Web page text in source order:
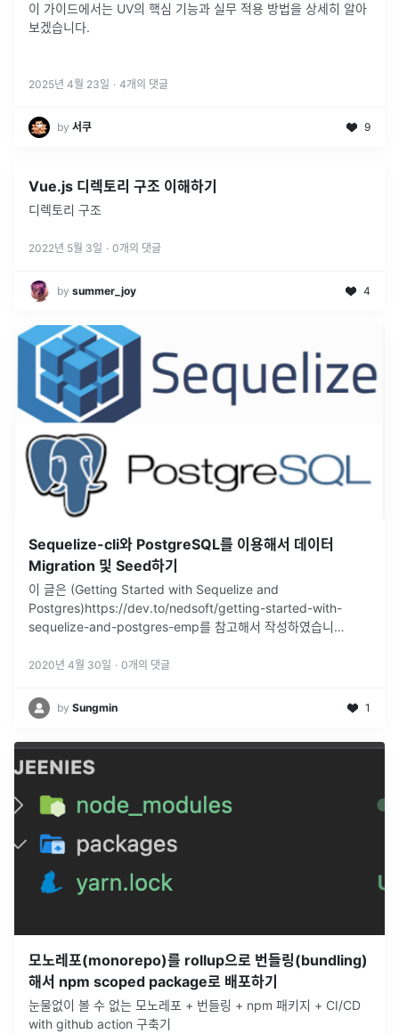
이 가이드에서는 UV의 핵심 기능과 실무 적용 방법을 상세히 알아
보겠습니다.
2025년 4월 23일 · 4개의 댓글
by 서쿠 9
Vue.js 디렉토리 구조 이해하기
디렉토리 구조
2022년 5월 3일 · 0개의 댓글
by summer_joy 4
Sequelize-cli와 PostgreSQL를 이용해서 데이터
Migration 및 Seed하기
이 글은 (Getting Started with Sequelize and
Postgres)https://dev.to/nedsoft/getting-started-with-
sequelize-and-postgres-emp를 참고해서 작성하였습니
2020년 4월 30일 · 0개의 댓글
by Sungmin 1
모노레포(monorepo)를 rollup으로 번들링(bundling)
해서 npm scoped package로 배포하기
눈물없이 볼 수 없는 모노레포 + 번들링 + npm 패키지 + CI/CD
with github action 구축기